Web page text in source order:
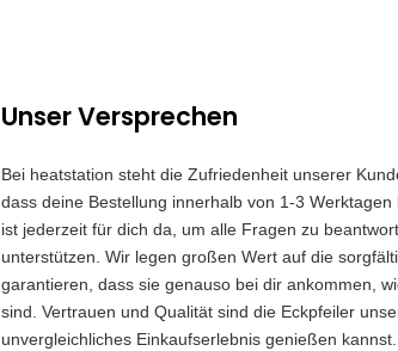
Unser Versprechen
Bei heatstation steht die Zufriedenheit unserer
dass deine Bestellung innerhalb von 1-3
ist jederzeit für dich da, um alle Fragen zu
unterstützen. Wir legen großen Wert auf die
garantieren, dass sie genauso bei dir ankommen,
sind. Vertrauen und Qualität sind die Eckpfeiler
unvergleichliches Einkaufserlebnis genießen kannst.